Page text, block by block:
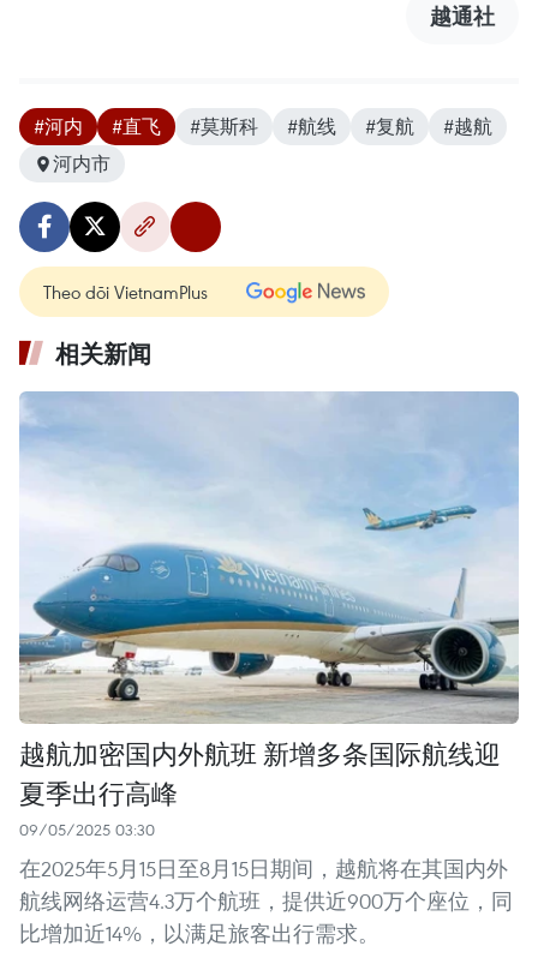
越通社
#河内 #直飞 #莫斯科 #航线 #复航
#越航
河内市
Theo dõi VietnamPlus
相关新闻
越航加密国内外航班 新增多条国际航线迎
夏季出行高峰
09/05/2025 03:30
在2025年5月15日至8月15日期间，越航将在其国内外
航线网络运营4.3万个航班，提供近900万个座位，同
比增加近14%，以满足旅客出行需求。